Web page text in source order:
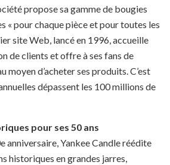
propose sa gamme de bougies
« pour chaque pièce et pour toutes les
site Web, lancé en 1996, accueille
de clients et offre à ses fans de
moyen d’acheter ses produits. C’est
dépassent les 100 millions de
pour ses 50 ans
anniversaire, Yankee Candle réédite
historiques en grandes jarres,